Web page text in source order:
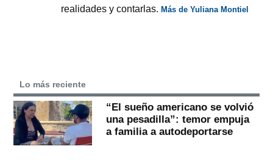
realidades y contarlas.Más de Yuliana Montiel
Lo más reciente
“El sueño americano se volvió
una pesadilla”: temor empuja
a familia a autodeportarse